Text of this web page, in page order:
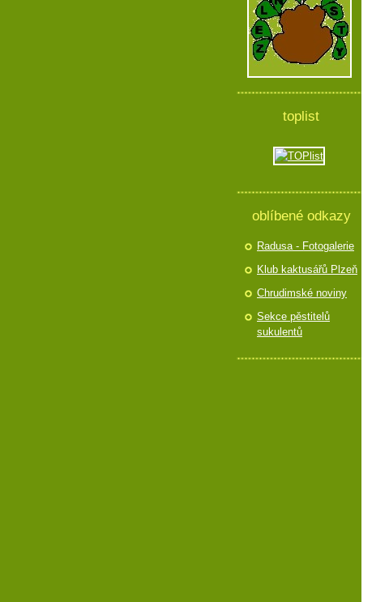
toplist
oblíbené odkazy
Radusa - Fotogalerie
Klub kaktusářů Plzeň
Chrudimské noviny
Sekce pěstitelů
sukulentů